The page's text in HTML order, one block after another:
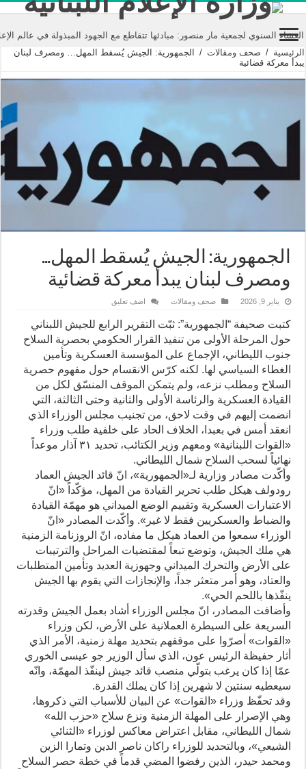
لجمعية مار منصور: مبادئها تتقاطع مع الجهود المبذولة في عالم الإعلام تحت
الرئيسية / صحف ومقالات /
الجمهورية: الجيش يُسقط المهل… ومصرف لبنان
يبدأ معركة قضائية
الجمهورية: الجيش يُسقط المهل…
ومصرف لبنان يبدأ معركة قضائية
يناير 9, 2026 صحف ومقالات اضف تعليق
كتبت صحيفة “الجمهورية”: ثبّت التقرير الرابع للجيش اللبناني
حول المرحلة الأولى من تنفيذ القرار الحكومي بحصرية السلاح
جنوب الليطاني، الإجماع على المؤسسة العسكرية وتأمين
الغطاء السياسي لها. لكنه كرّس الانقسام حول مفهوم حصرية
السلاح ومطلب نزعه، ولم يتمكن الموقف المنسّق لكل من
القيادة العسكرية والرئاسة الأولى والثانية وحتى الثالثة، التي
انضمت إليهم في وقت لاحق، من تجنيب مجلس الوزراء الذي
انعقد أمس في بعبدا، الخلاف الحاد على خلفية طلب وزراء
«القوات اللبنانية» ومعهم وزير الكتائب، تحديد ٣١ آذار موعداً
نهائياً لسحب السلاح شمال الليطاني.
وأكّدت مصادر وزارية لـ«الجمهورية»، انّ قائد الجيش العماد
رودولف هيكل طلب تحرير القيادة من المهل، مؤكّداً «انّ
الاعتبارات العسكرية وتقييم الوضع الميداني هو مهمّة القيادة
والضباط والعسكريين فقط لا غير». وأكّدت المصادر «انّ
الوزراء سمعوا من العماد هيكل ما مفاده، انّ الروزنامة الزمنية
هي ملك الجيش، وتوضع تبعاً لمقتضيات المراحل والترتيبات
على الأرض والتحرك الميداني وجهوزية العديد وتأمين المتطلبات
والعتاد، وهو أمر متعثر جداً، والإنجازات التي يقوم بها الجيش
ينفّذها باللحم الحي».
وأضافت المصادر، انّ مجلس الوزراء أشاد بعمل الجيش وقدرته
السريعة على السيطرة العملانية على الأرض، لكن وزراء
«القوات» أصرّوا على موقفهم بتحديد مهلة زمنية، الأمر الذي
أثار حفيظة الرئيس عون، الذي سأل الوزير جو عيسى الخوري
عمّا إذا كان يرغب بتولّي منصب قائد جيش لينفّذ المهمّة، وانّه
سيعطيه سنتين لا شهرين إذا كان يملك القدرة.
وقد تحفّظ وزراء «القوات» عن البيان للأسباب التي ذكروها،
وهي الإصرار على المهلة الزمنية ونزع سلاح «حزب الله»
شمال الليطاني، مقابل اعتراض معاكس لوزراء «الثنائي
الشيعي»، وبالتحديد للوزراء راكان ناصر الدين وتمارا الزين
ومحمد حيدر، الذين رفضوا المضي قدماً في خطة حصر السلاح